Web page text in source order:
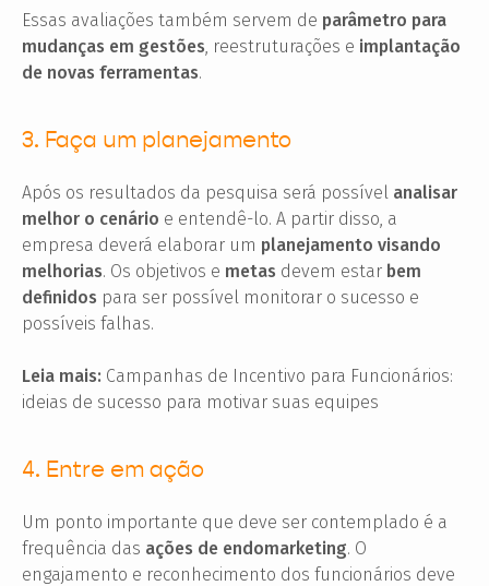
Essas avaliações também servem de parâmetro para
mudanças em gestões, reestruturações e implantação
de novas ferramentas.
3. Faça um planejamento
Após os resultados da pesquisa será possível analisar
melhor o cenário e entendê-lo. A partir disso, a
empresa deverá elaborar um planejamento visando
melhorias. Os objetivos e metas devem estar bem
definidos para ser possível monitorar o sucesso e
possíveis falhas.
Leia mais: Campanhas de Incentivo para Funcionários:
ideias de sucesso para motivar suas equipes
4. Entre em ação
Um ponto importante que deve ser contemplado é a
frequência das ações de endomarketing. O
engajamento e reconhecimento dos funcionários deve